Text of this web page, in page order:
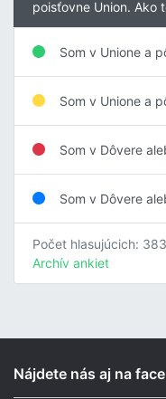
poisťovne Union. Ako
Som v Unione a
Som v Unione a
Som v Dôvere
Som v Dôvere
Počet hlasujúcich: 383
Archív ankiet
Nájdete nás aj na